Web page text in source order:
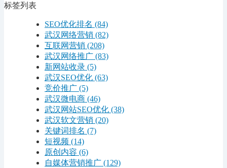
标签列表
SEO优化排名 (84)
武汉网络营销 (82)
互联网营销 (208)
武汉网络推广 (83)
新网站收录 (5)
武汉SEO优化 (63)
竞价推广 (5)
武汉微电商 (46)
武汉网站SEO优化 (38)
武汉软文营销 (20)
关键词排名 (7)
短视频 (14)
原创内容 (6)
自媒体营销推广 (129)